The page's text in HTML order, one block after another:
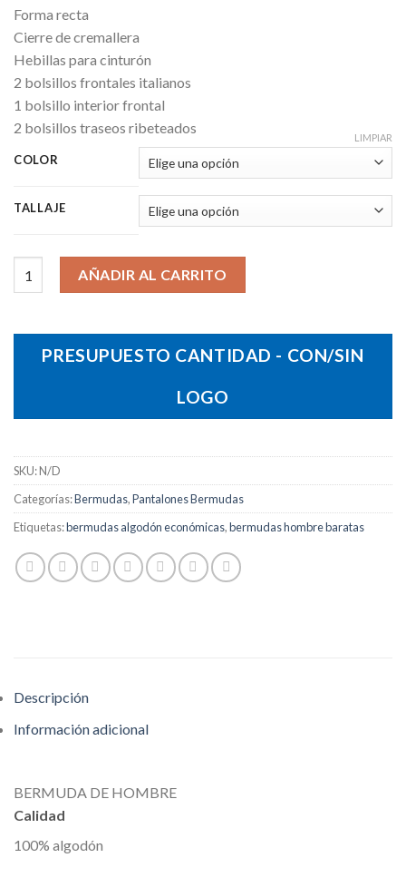
Forma recta
Cierre de cremallera
Hebillas para cinturón
2 bolsillos frontales italianos
1 bolsillo interior frontal
2 bolsillos traseos ribeteados
COLOR
TALLAJE
LIMPIAR
Bermuda Jasper Hombre cantidad
AÑADIR AL CARRITO
PRESUPUESTO CANTIDAD - CON/SIN
LOGO
SKU:N/D
Categorías:Bermudas,Pantalones Bermudas
Etiquetas:bermudas algodón económicas,bermudas hombre baratas
Descripción
Información adicional
BERMUDA DE HOMBRE
Calidad
100% algodón